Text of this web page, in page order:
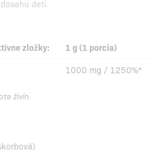
detí.
zložky:
1 g (1 porcia)
1000 mg / 1250%*
živín